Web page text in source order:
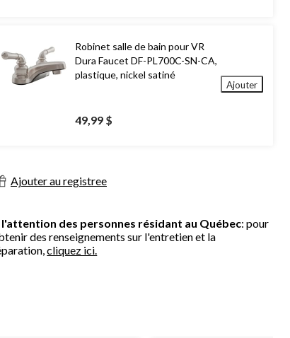
Robinet salle de bain pour VR
Dura Faucet DF-PL700C-SN-CA,
plastique, nickel satiné
49,99 $
Ajouter
Ajouter au registree
l'attention des personnes résidant au Québec: pour
des renseignements sur l'entretien et la
cliquez ici.